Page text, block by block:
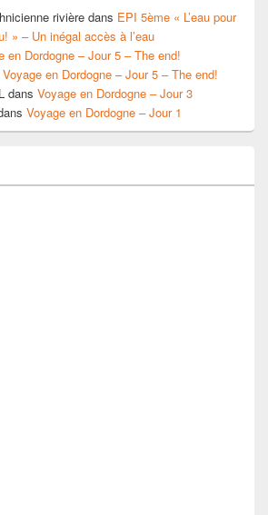
rivière dans EPI 5ème « L’eau pour
» – Un inégal accès à l’eau
en Dordogne – Jour 5 – The end!
Voyage en Dordogne – Jour 5 – The end!
dans Voyage en Dordogne – Jour 3
Voyage en Dordogne – Jour 1